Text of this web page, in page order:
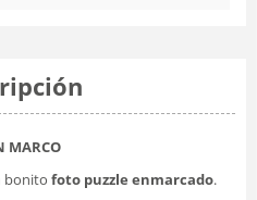
MARCO
bonito foto puzzle enmarcado.